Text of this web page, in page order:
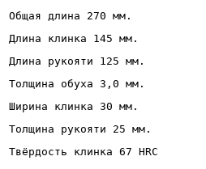
Общая длина 270 мм.
Длина клинка 145 мм.
Длина рукояти 125 мм.
Толщина обуха 3,0 мм.
Ширина клинка 30 мм.
Толщина рукояти 25 мм.
Твёрдость клинка 67 HRC